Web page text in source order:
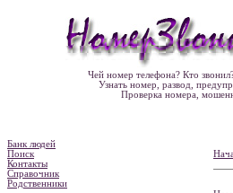
Чей номер телефона? Кто
Узнать номер, развод,
Проверка номера,
Банк людей
Поиск
Контакты
Справочник
Родственники